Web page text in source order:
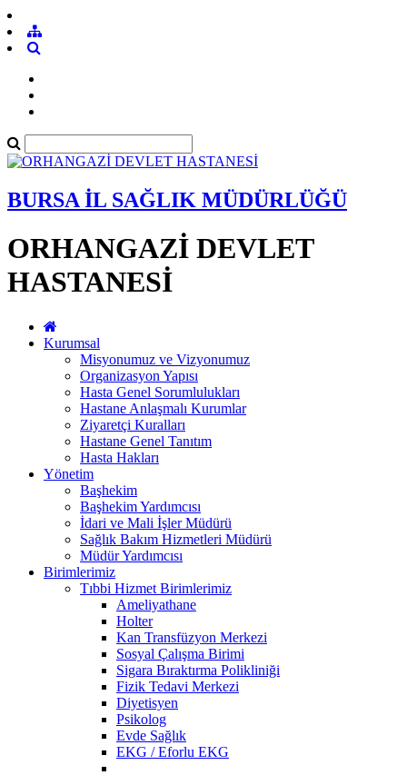
BURSA İL SAĞLIK MÜDÜRLÜĞÜ
ORHANGAZİ DEVLET
HASTANESİ
Kurumsal
Misyonumuz ve Vizyonumuz
Organizasyon Yapısı
Hasta Genel Sorumlulukları
Hastane Anlaşmalı Kurumlar
Ziyaretçi Kuralları
Hastane Genel Tanıtım
Hasta Hakları
Yönetim
Başhekim
Başhekim Yardımcısı
İdari ve Mali İşler Müdürü
Sağlık Bakım Hizmetleri Müdürü
Müdür Yardımcısı
Birimlerimiz
Tıbbi Hizmet Birimlerimiz
Ameliyathane
Holter
Kan Transfüzyon Merkezi
Sosyal Çalışma Birimi
Sigara Bıraktırma Polikliniği
Fizik Tedavi Merkezi
Diyetisyen
Psikolog
Evde Sağlık
EKG / Eforlu EKG